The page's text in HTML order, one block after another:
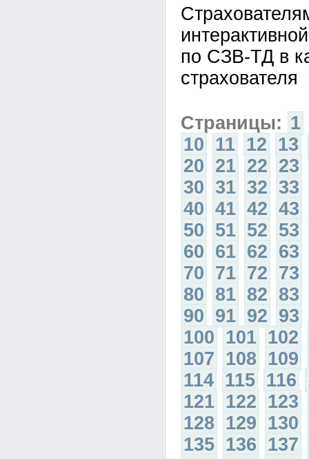
по СЗВ-ТД в
страхователя
Страницы: 1
10 11 12 13
20 21 22 23
30 31 32 33
40 41 42 43
50 51 52 53
60 61 62 63
70 71 72 73
80 81 82 83
90 91 92 93
100 101 102
107 108 109
114 115 116
121 122 123
128 129 130
135 136 137